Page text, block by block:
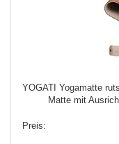
YOGATI Yogamatte
Matte mit